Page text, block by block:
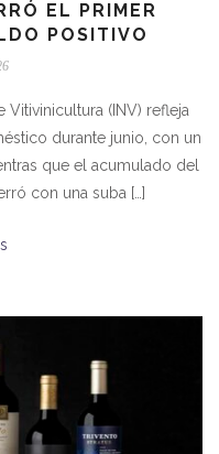
EL PRIMER
POSITIVO
Vitivinicultura (INV) refleja
durante junio, con un
que el acumulado del
con una suba […]